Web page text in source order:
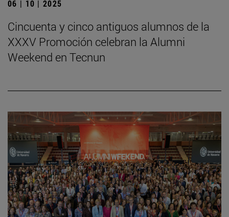
06 | 10 | 2025
Cincuenta y cinco antiguos alumnos de la
XXXV Promoción celebran la Alumni
Weekend en Tecnun